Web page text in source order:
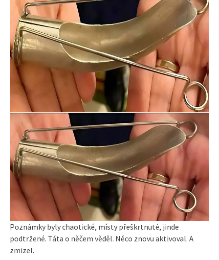
Poznámky byly chaotické, místy přeškrtnuté, jinde
podtržené. Táta o něčem věděl. Něco znovu aktivoval. A
zmizel.